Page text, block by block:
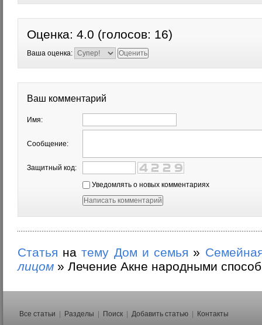
Оценка: 4.0 (голосов: 16)
Ваша оценка:
Ваш комментарий
Имя:
Сообщение:
Защитный код:
Уведомлять о новых комментариях
Статья натему Дом и семья »
лицом » Лечение Акне народными
Все статьи Разделы Поиск Добавить статью
Контакты